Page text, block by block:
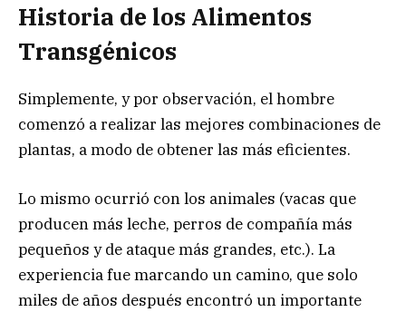
Historia de los Alimentos
Transgénicos
Simplemente, y por observación, el hombre
comenzó a realizar las mejores combinaciones de
plantas, a modo de obtener las más eficientes.
Lo mismo ocurrió con los animales (vacas que
producen más leche, perros de compañía más
pequeños y de ataque más grandes, etc.). La
experiencia fue marcando un camino, que solo
miles de años después encontró un importante